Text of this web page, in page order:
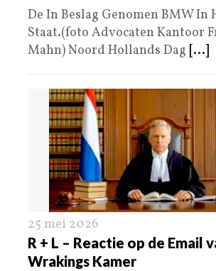
De In Beslag Genomen BMW In
Staat.(foto Advocaten Kantoor
Mahn) Noord Hollands Dag [...]
25 mei 2026
R + L – Reactie op de Email
Wrakings Kamer